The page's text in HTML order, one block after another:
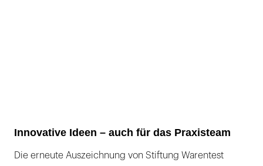
Innovative Ideen – auch für das Praxisteam
Die erneute Auszeichnung von Stiftung Warentest